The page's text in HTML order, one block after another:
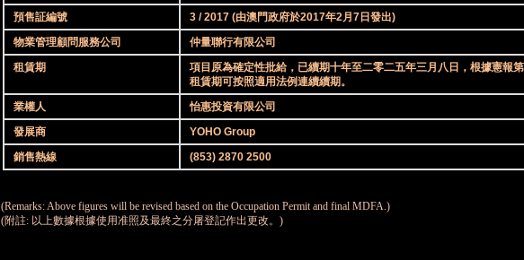
預售証編號
3 / 2017 (由澳門政府於2017年2月7日發出)
物業管理顧問服務公司
仲量聯行有限公司
租賃期
項目原為確定性批給，已續期十年至二零二五年三月八日，根據憲報第
租賃期可按照適用法例連續續期。
業權人
怡惠投資有限公司
發展商
YOHO Group
銷售熱線
(853) 2870 2500
(Remarks: Above figures will be revised based on the Occupation Permit and final MDFA.)
(附註: 以上數據根據使用准照及最終之分屠登記作出更改。)